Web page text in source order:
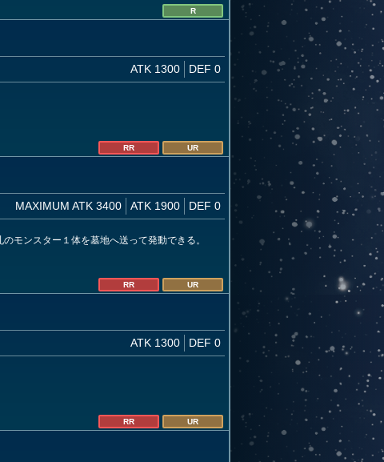
R
ATK 1300 DEF 0
RR UR
MAXIMUM ATK 3400 ATK 1900 DEF 0
モンスター１体を墓地へ送って発動できる。
RR UR
ATK 1300 DEF 0
RR UR